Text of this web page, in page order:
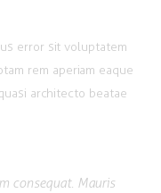
error sit voluptatem
rem aperiam eaque
architecto beatae
consequat. Mauris